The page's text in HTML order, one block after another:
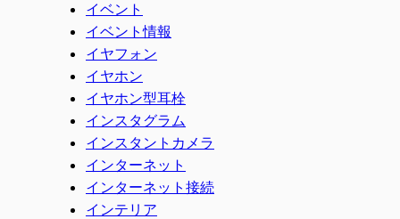
イベント
イベント情報
イヤフォン
イヤホン
イヤホン型耳栓
インスタグラム
インスタントカメラ
インターネット
インターネット接続
インテリア